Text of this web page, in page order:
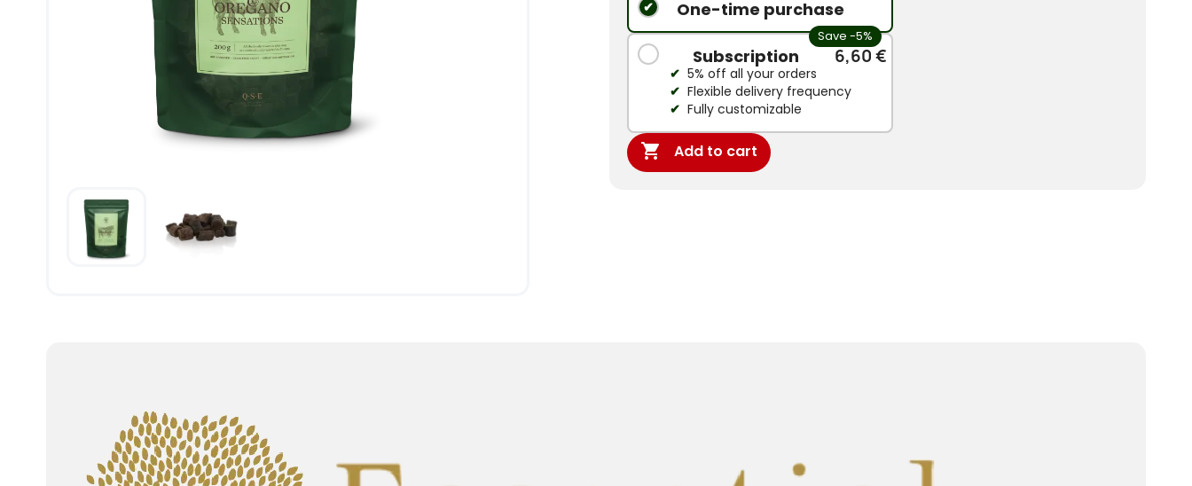
One-time purchase
Save -5%
Subscription 6,60 €
5% off all your orders
Flexible delivery frequency
Fully customizable
 Add to cart